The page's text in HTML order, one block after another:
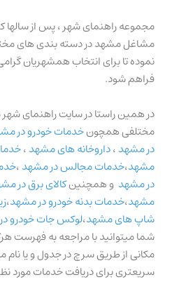
مجموعه راهنمای شهر ، پس از
مشاغل مشهد در دسته بندی های
نموده تا برای انتخاب همشهریان
فراهم شود.
در همین راستا در سایت راهنمای
مختلفی همچونخدمات خودرو در
در مشهد ،داروخانه های مشهد ،
مشهد،خدمات مجالس در مشهد ،
در مشهد و همچنینکالای برق در
مشهد،خدمات بدنه خودرو در مشهد،
شاپ های مشهد،لوکس جات خودرو
شما میتوانید با مراجعه به فهرست
مکانی از طریق سرچ در جدول و یا نام
سریعتری برای دریافت خدمات مورد